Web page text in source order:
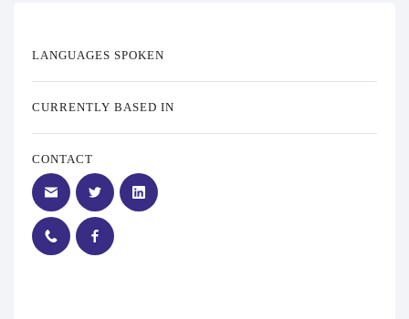
LANGUAGES SPOKEN
CURRENTLY BASED IN
CONTACT